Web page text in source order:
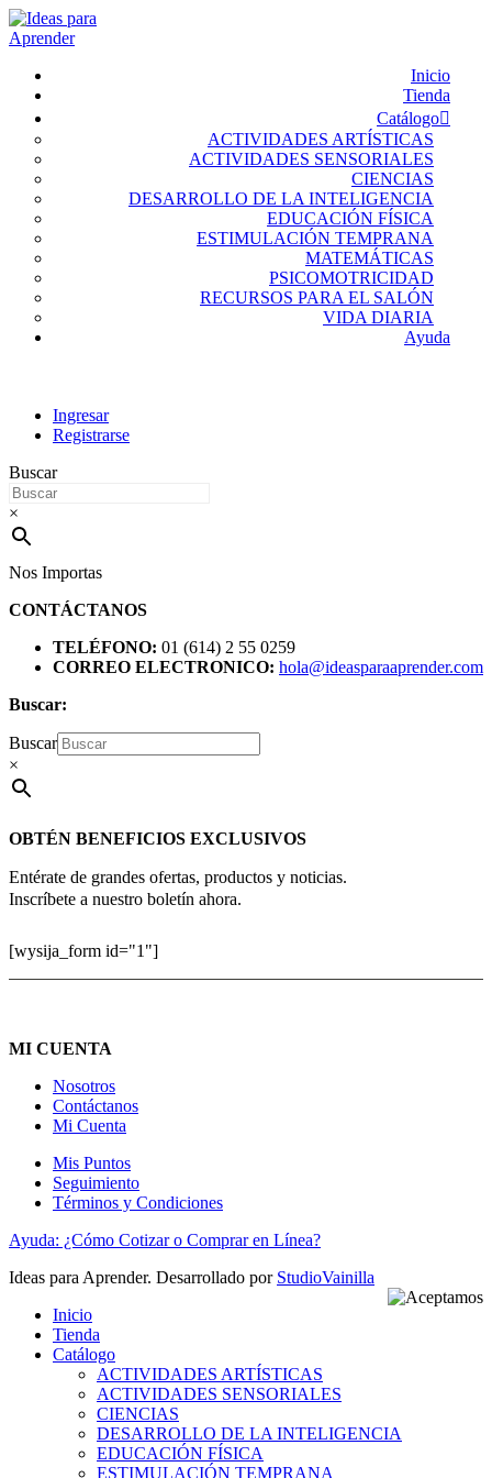
Inicio
Tienda
Catálogo
ACTIVIDADES ARTÍSTICAS
ACTIVIDADES SENSORIALES
CIENCIAS
DESARROLLO DE LA INTELIGENCIA
EDUCACIÓN FÍSICA
ESTIMULACIÓN TEMPRANA
MATEMÁTICAS
PSICOMOTRICIDAD
RECURSOS PARA EL SALÓN
VIDA DIARIA
Ayuda
Ingresar
Registrarse
Buscar
×
Nos Importas
CONTÁCTANOS
TELÉFONO: 01 (614) 2 55 0259
CORREO ELECTRONICO: hola@ideasparaaprender.com
Buscar:
Buscar
×
OBTÉN BENEFICIOS EXCLUSIVOS
Entérate de grandes ofertas, productos y noticias.
Inscríbete a nuestro boletín ahora.
[wysija_form id="1"]
MI CUENTA
Nosotros
Contáctanos
Mi Cuenta
Mis Puntos
Seguimiento
Términos y Condiciones
Ayuda: ¿Cómo Cotizar o Comprar en Línea?
Ideas para Aprender. Desarrollado por StudioVainilla
Inicio
Tienda
Catálogo
ACTIVIDADES ARTÍSTICAS
ACTIVIDADES SENSORIALES
CIENCIAS
DESARROLLO DE LA INTELIGENCIA
EDUCACIÓN FÍSICA
ESTIMULACIÓN TEMPRANA